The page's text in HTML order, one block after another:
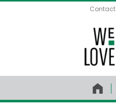
Contact